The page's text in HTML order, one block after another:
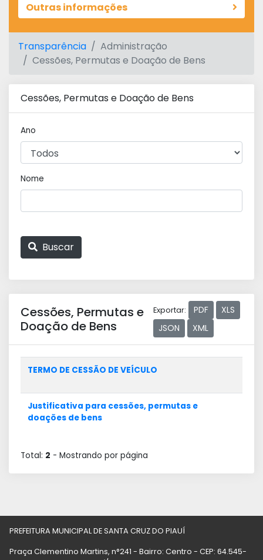
Outras informações
Transparência
Administração
Cessões, Permutas e Doação de Bens
Cessões, Permutas e Doação de Bens
Ano
Nome
Buscar
Cessões, Permutas e
Doação de Bens
Exportar: PDF
XLS
JSON
XML
TERMO DE CESSÃO DE VEÍCULO
Justificativa para cessões, permutas e
doações de bens
Total: 2 - Mostrando por página
PREFEITURA MUNICIPAL DE SANTA CRUZ DO PIAUÍ
Praça Clementino Martins, n°241 - Bairro: Centro - CEP: 64.545-